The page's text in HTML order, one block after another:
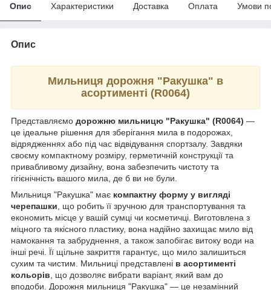
Опис Характеристики Доставка Оплата Умови
Опис
Мильниця дорожня "Ракушка" в
асортименті (R0064)
Представляємо дорожню мильницю "Ракушка" (R0064) —
це ідеальне рішення для зберігання мила в подорожах,
відрядженнях або під час відвідування спортзалу. Завдяки
своєму компактному розміру, герметичній конструкції та
привабливому дизайну, вона забезпечить чистоту та
гігієнічність вашого мила, де б ви не були.
Мильниця "Ракушка" має компактну форму у вигляді
черепашки , що робить її зручною для транспортування та
економить місце у вашій сумці чи косметичці. Виготовлена з
міцного та якісного пластику, вона надійно захищає мило від
намокання та забруднення, а також запобігає витоку води на
інші речі. Її щільне закриття гарантує, що мило залишиться
сухим та чистим. Мильниці представлені в асортименті
кольорів , що дозволяє вибрати варіант, який вам до
вподоби. Дорожня мильниця "Ракушка" — це незамінний